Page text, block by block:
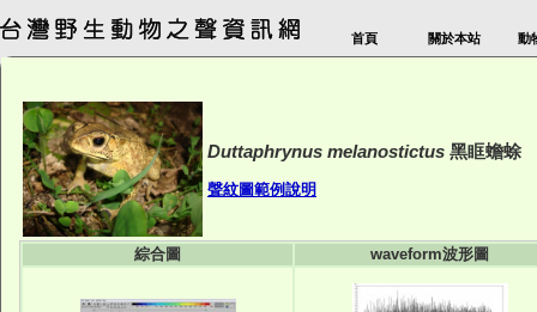
首頁 關於本站 動
Duttaphrynus melanostictus 黑眶蟾蜍
聲紋圖範例說明
綜合圖 waveform波形圖